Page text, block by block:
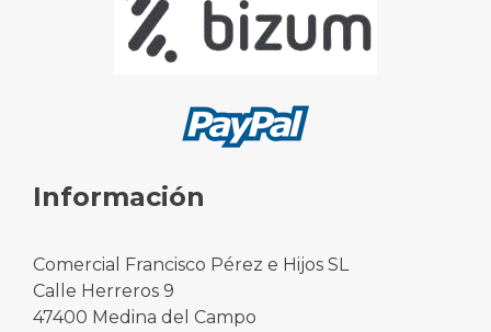
Información
Comercial Francisco Pérez e Hijos SL
Calle Herreros 9
47400 Medina del Campo